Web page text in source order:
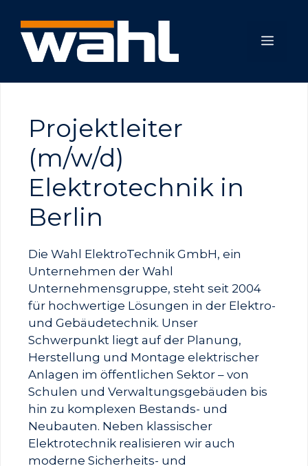
Inhalt
springen
Projektleiter
(m/w/d)
Elektrotechnik in
Berlin
Die Wahl ElektroTechnik GmbH, ein
Unternehmen der Wahl
Unternehmensgruppe, steht seit 2004
für hochwertige Lösungen in der Elektro-
und Gebäudetechnik. Unser
Schwerpunkt liegt auf der Planung,
Herstellung und Montage elektrischer
Anlagen im öffentlichen Sektor – von
Schulen und Verwaltungsgebäuden bis
hin zu komplexen Bestands- und
Neubauten. Neben klassischer
Elektrotechnik realisieren wir auch
moderne Sicherheits- und